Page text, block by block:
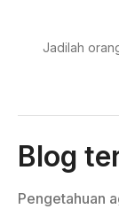
Jadilah
Blog
Pengetahuan